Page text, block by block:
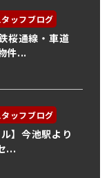
タッフブログ
桜通線・車道
件...
タッフブログ
】今池駅より
...